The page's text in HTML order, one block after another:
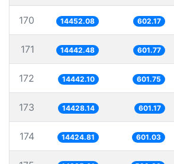
170 14452.08 602.17
171 14442.48 601.77
172 14442.10 601.75
173 14428.14 601.17
174 14424.81 601.03